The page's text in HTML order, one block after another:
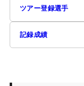
ツアー登録選手
記録成績